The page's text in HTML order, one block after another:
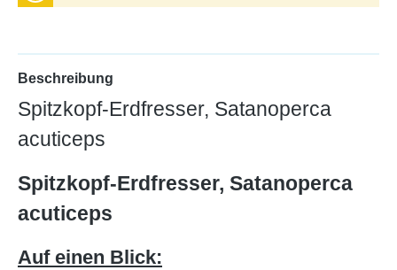
Beschreibung
Spitzkopf-Erdfresser, Satanoperca
acuticeps
Spitzkopf-Erdfresser, Satanoperca
acuticeps
Auf einen Blick: